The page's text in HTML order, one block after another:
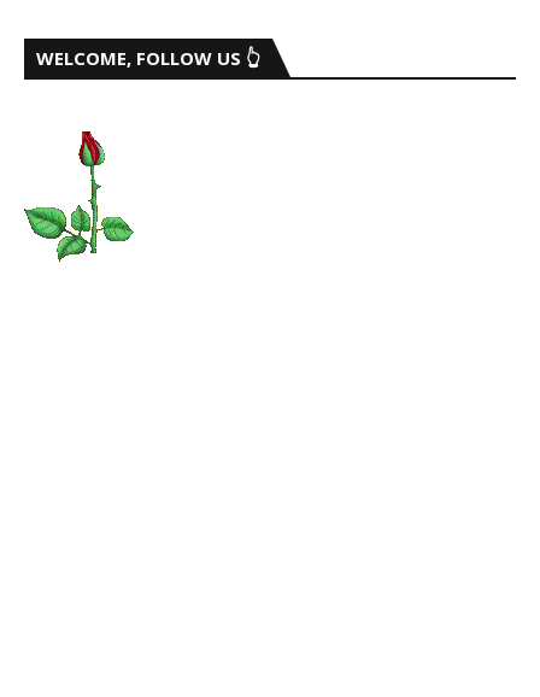
WELCOME, FOLLOW US 👆